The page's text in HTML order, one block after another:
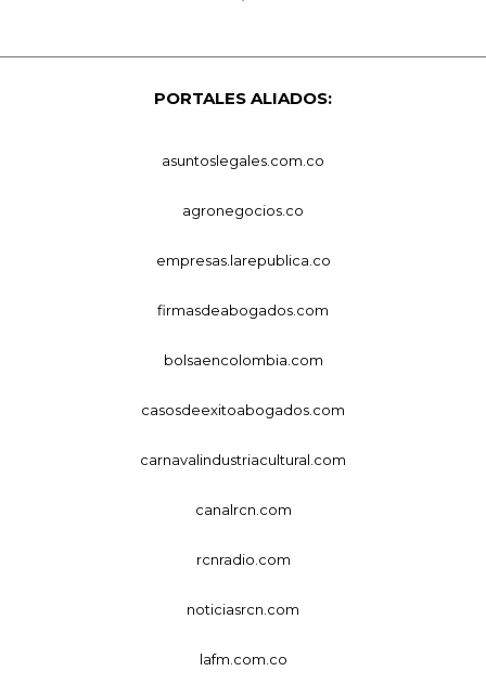
PORTALES ALIADOS:
asuntoslegales.com.co
agronegocios.co
empresas.larepublica.co
firmasdeabogados.com
bolsaencolombia.com
casosdeexitoabogados.com
carnavalindustriacultural.com
canalrcn.com
rcnradio.com
noticiasrcn.com
lafm.com.co